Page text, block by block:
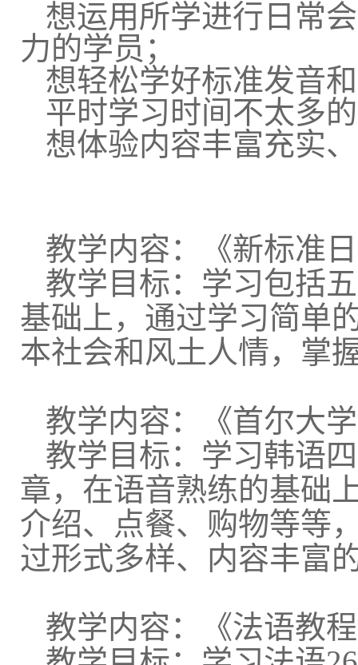
想运用所学进行日常
力的学员；
想轻松学好标准发音
平时学习时间不太多
想体验内容丰富充实
教学内容：《新标准
教学目标：学习包括
基础上，通过学习简单
本社会和风土人情，掌
教学内容：《首尔大
教学目标：学习韩语
章，在语音熟练的基础
介绍、点餐、购物等等
过形式多样、内容丰富
教学内容：《法语教